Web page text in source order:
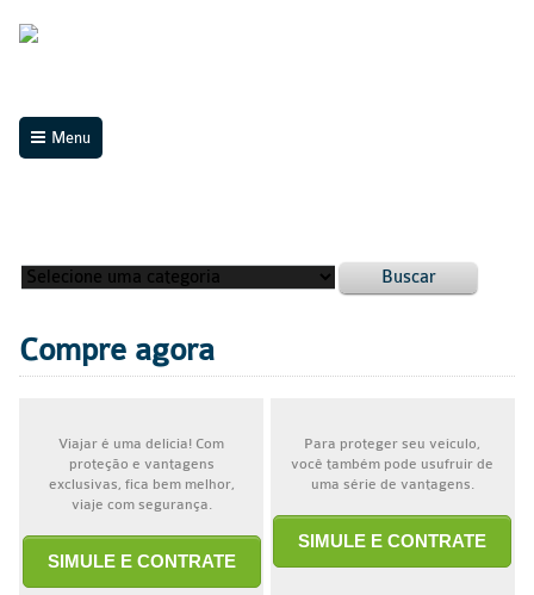
Menu
Buscar
Compre agora
Viajar é uma delícia! Com
proteção e vantagens
exclusivas, fica bem melhor,
viaje com segurança.
SIMULE E CONTRATE
Para proteger seu veículo,
você também pode usufruir de
uma série de vantagens.
SIMULE E CONTRATE